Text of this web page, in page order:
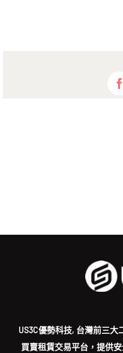
US3C優勢科技, 台灣前三
買賣租賃交易平台，提供